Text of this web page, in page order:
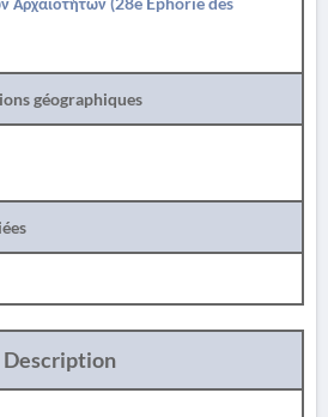
géographiques
Description